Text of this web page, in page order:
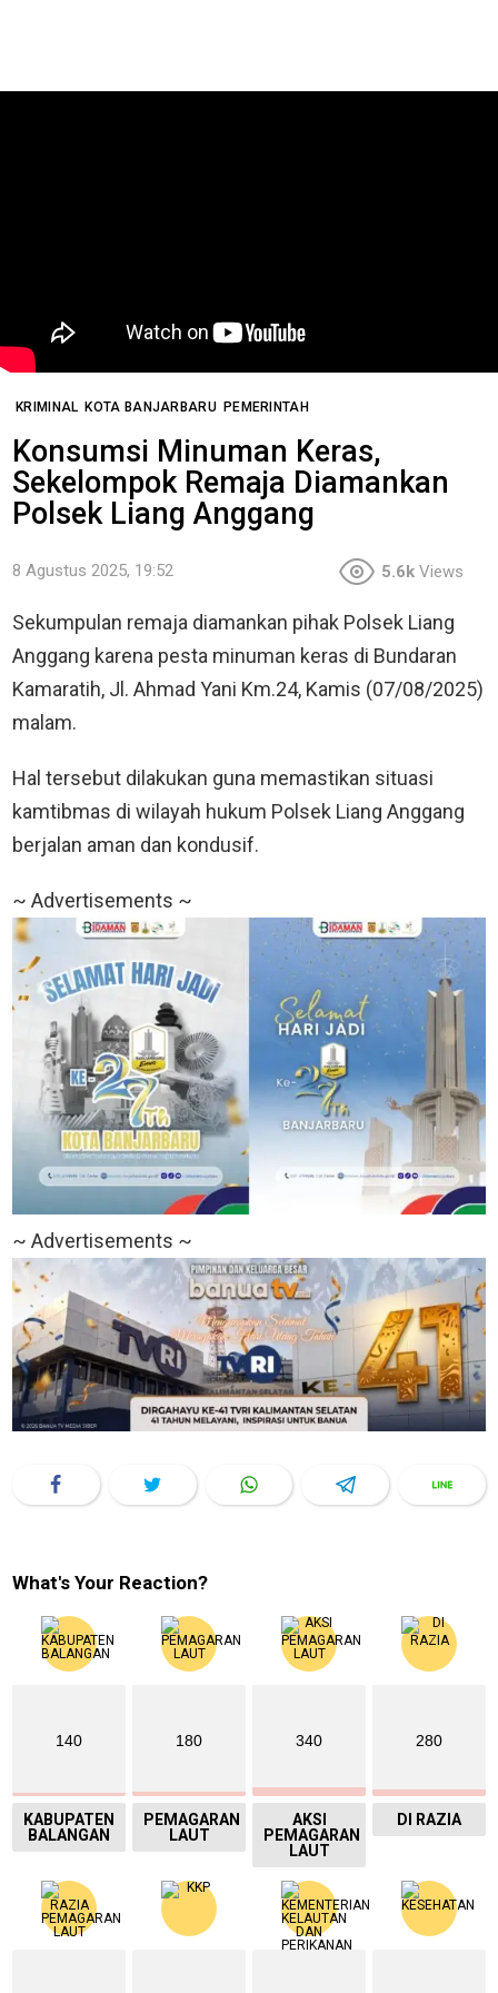
KRIMINAL KOTA BANJARBARU PEMERINTAH
Konsumsi Minuman Keras,
Sekelompok Remaja Diamankan
Polsek Liang Anggang
8 Agustus 2025, 19:52 5.6k Views
Sekumpulan remaja diamankan pihak Polsek Liang
Anggang karena pesta minuman keras di Bundaran
Kamaratih, Jl. Ahmad Yani Km.24, Kamis (07/08/2025)
malam.
Hal tersebut dilakukan guna memastikan situasi
kamtibmas di wilayah hukum Polsek Liang Anggang
berjalan aman dan kondusif.
~ Advertisements ~
~ Advertisements ~
What's Your Reaction?
140
KABUPATEN
BALANGAN
180
PEMAGARAN
LAUT
340
AKSI
PEMAGARAN
LAUT
280
DI RAZIA